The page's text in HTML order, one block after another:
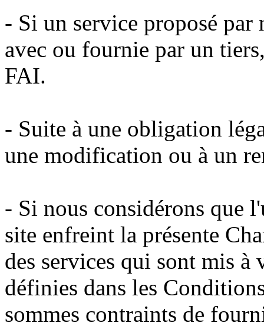
- Si un service proposé
avec ou fournie par un
FAI.
- Suite à une obligation
une modification ou à un
- Si nous considérons que
site enfreint la présente
des services qui sont mis
définies dans les
sommes contraints de